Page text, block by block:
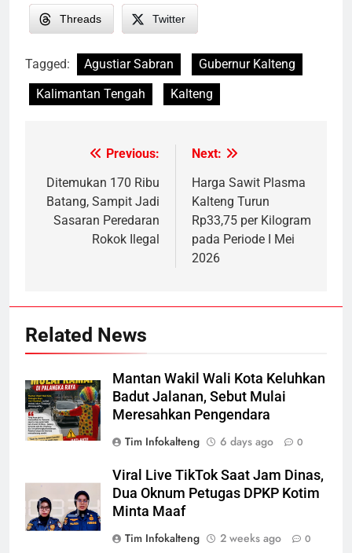
Threads Twitter
Tagged: Agustiar Sabran
Gubernur Kalteng
Kalimantan Tengah
Kalteng
navigation
Previous:
Ditemukan 170 Ribu
Batang, Sampit Jadi
Sasaran Peredaran
Rokok Ilegal
Next:
Harga Sawit Plasma
Kalteng Turun
Rp33,75 per Kilogram
pada Periode I Mei
2026
Related News
Mantan Wakil Wali Kota Keluhkan
Badut Jalanan, Sebut Mulai
Meresahkan Pengendara
Tim Infokalteng
6 days ago 0
Viral Live TikTok Saat Jam Dinas,
Dua Oknum Petugas DPKP Kotim
Minta Maaf
Tim Infokalteng
2 weeks ago 0